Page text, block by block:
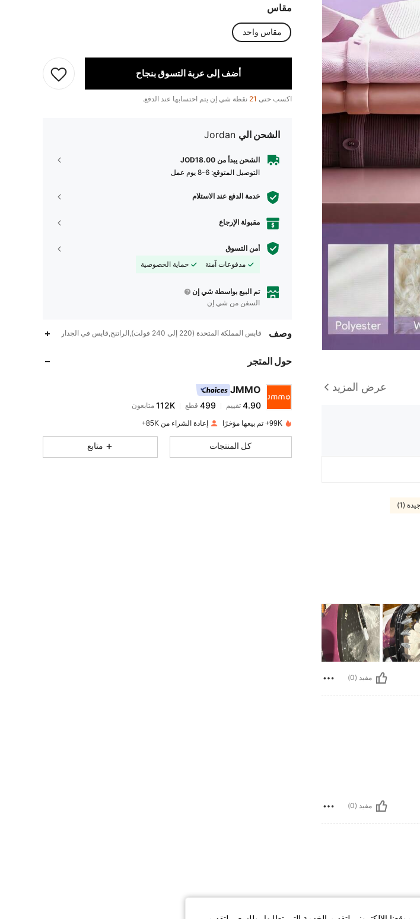
عرض المزيد
(1)
مفيد (0)
مفيد (0)
مقاس
مقاس واحد
أضف إلى عربة التسوق بنجاح
اكسب حتى 21 نقطة شي إن يتم احتسابها عند الدفع.
الشحن الي Jordan
الشحن يبدأ من JOD18.00
التوصيل المتوقع: 6-8 يوم عمل
خدمة الدفع عند الاستلام
مقبولة الإرجاع
أمن التسوق
مدفوعات آمنة
حماية الخصوصية
تم البيع بواسطة شي إن
السفن من شي إن
وصف قابس المملكة المتحدة (220 إلى 240 فولت),الراتنج,قابس في الجدار
حول المتجر
JMMO
4.90
تقييم 499قطع
d***6 تم دفعمنذ 1 يوم
99K+ تم بيعها مؤخرًا إعادة الشراء من 85K+
كل المنتجات متابع